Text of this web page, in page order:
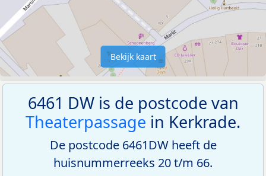
Bekijk kaart
6461 DW is de postcode van
Theaterpassage in Kerkrade.
De postcode 6461DW heeft de
huisnummerreeks 20 t/m 66.